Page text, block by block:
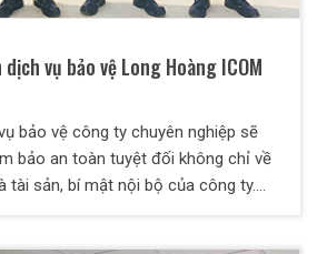
vụ bảo vệ Long Hoàng ICOM
bảo vệ công ty chuyên nghiệp sẽ
bảo an toàn tuyệt đối không chỉ về
tài sản, bí mật nội bộ của công ty.